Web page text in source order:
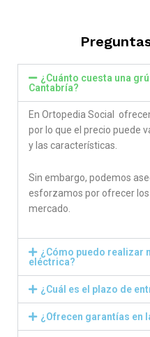
¿Cuánto cuesta una
Cantabría?
En Ortopedia Social
por lo que el precio puede
y las características.
Sin embargo, podemos
esforzamos por ofrecer
mercado.
¿Cómo puedo realizar
eléctrica?
¿Cuál es el plazo de
¿Ofrecen garantías en